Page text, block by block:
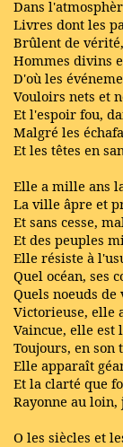
Dans
Livres dont les
Brûlent de
Hommes divins
D'où les
Vouloirs nets et
Et l'espoir fou,
Malgré les
Et les têtes en
Elle a mille ans
La ville âpre et
Et sans cesse,
Et des peuples
Elle résiste à
Quel océan, ses
Quels noeuds
Victorieuse, elle
Vaincue, elle
Toujours, en son
Elle apparaît
Et la clarté que
Rayonne au
O les siècles et